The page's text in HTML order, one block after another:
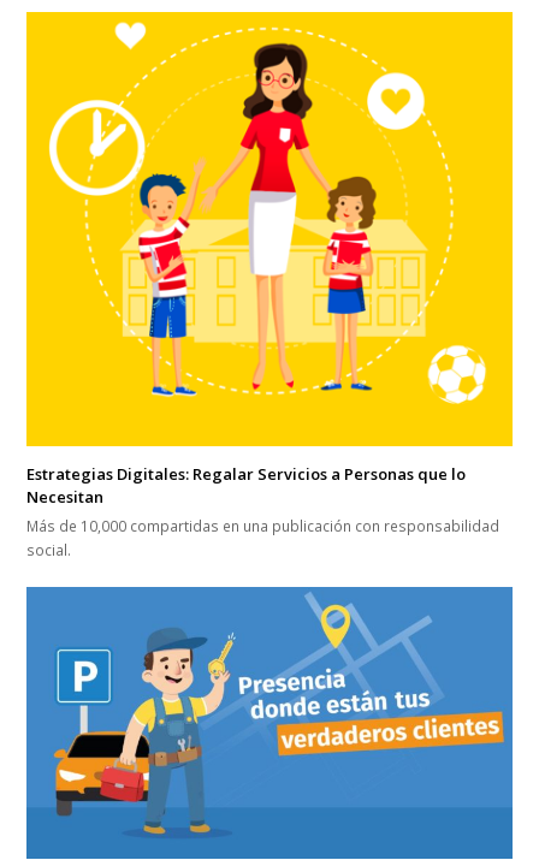
Estrategias Digitales: Regalar Servicios a Personas que lo
Necesitan
Más de 10,000 compartidas en una publicación con responsabilidad
social.